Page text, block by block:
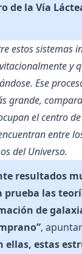
de la Vía
estos sistemas
y
Ese
grande,
el centro
entre
del Universo.
resultados
prueba las
de
,
ellas, estas